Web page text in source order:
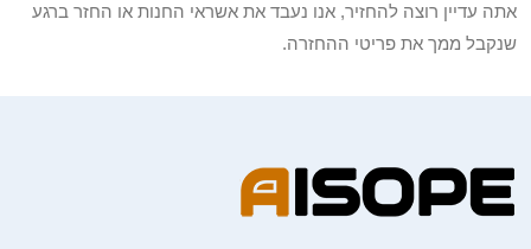
אתה עדיין רוצה להחזיר, אנו נעבד את אשראי החנות או החזר ברגע
שנקבל ממך את פריטי ההחזרה.